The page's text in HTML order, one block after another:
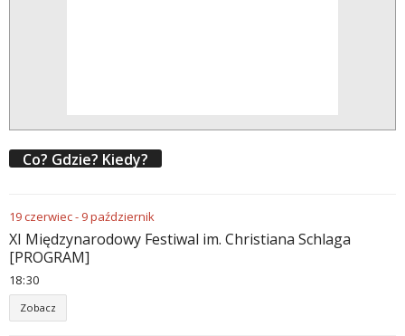
Co? Gdzie? Kiedy?
19czerwiec- 9październik
XI Międzynarodowy Festiwal im. Christiana Schlaga
[PROGRAM]
18 30
Zobacz